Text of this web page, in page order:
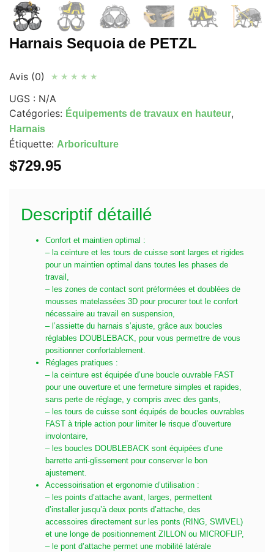
Harnais Sequoia de PETZL
Avis (0) ★ ★ ★ ★ ★
UGS : N/A
Catégories: Équipements de travaux en hauteur,
Harnais
Étiquette: Arboriculture
$729.95
Descriptif détaillé
Confort et maintien optimal :
– la ceinture et les tours de cuisse sont larges et rigides
pour un maintien optimal dans toutes les phases de
travail,
– les zones de contact sont préformées et doublées de
mousses matelassées 3D pour procurer tout le confort
nécessaire au travail en suspension,
– l’assiette du harnais s’ajuste, grâce aux boucles
réglables DOUBLEBACK, pour vous permettre de vous
positionner confortablement.
Réglages pratiques :
– la ceinture est équipée d’une boucle ouvrable FAST
pour une ouverture et une fermeture simples et rapides,
sans perte de réglage, y compris avec des gants,
– les tours de cuisse sont équipés de boucles ouvrables
FAST à triple action pour limiter le risque d’ouverture
involontaire,
– les boucles DOUBLEBACK sont équipées d’une
barrette anti-glissement pour conserver le bon
ajustement.
Accessoirisation et ergonomie d’utilisation :
– les points d’attache avant, larges, permettent
d’installer jusqu’à deux ponts d’attache, des
accessoires directement sur les ponts (RING, SWIVEL)
et une longe de positionnement ZILLON ou MICROFLIP,
– le pont d’attache permet une mobilité latérale